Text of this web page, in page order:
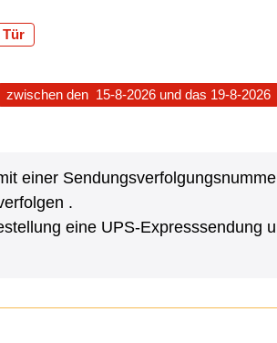
Tür
zwischen den 15-8-2026 und das 19-8-2026
einer
.
eine UPS-Expresssendung